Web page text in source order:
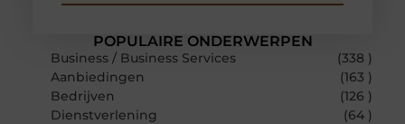
POPULAIRE ONDERWERPEN
Business / Business Services
(338 )
Aanbiedingen
(163 )
Bedrijven
(126 )
Dienstverlening
(64 )